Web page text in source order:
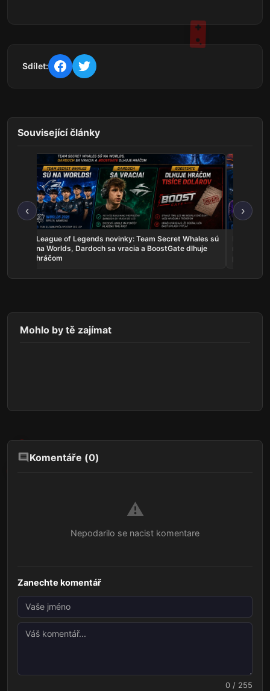
Sdílet:
Související články
‹
League of Legends novinky: Team Secret Whales sú
na Worlds, Dardoch sa vracia a BoostGate dlhuje
hráčom
Rocket
na EWC,
poľaviť
›
Mohlo by tě zajímat
Komentáře (0)
⚠️
Nepodarilo se nacist komentare
Zanechte komentář
0 / 255